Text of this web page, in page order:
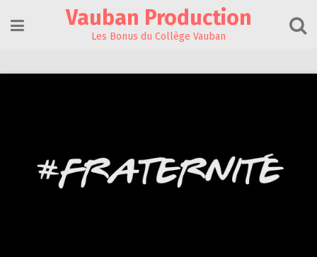
content
Vauban Production
Les Bonus du Collège Vauban